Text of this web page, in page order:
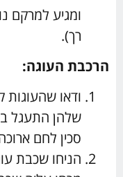
ומגיע למרקם
רך).
הרכבת העוגה:
ודאו שהעוגות
שלהן התעגל
סכין לחם
הניחו שכבת